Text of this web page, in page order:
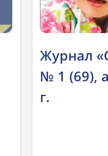
Журнал
№ 1 (69),
г.